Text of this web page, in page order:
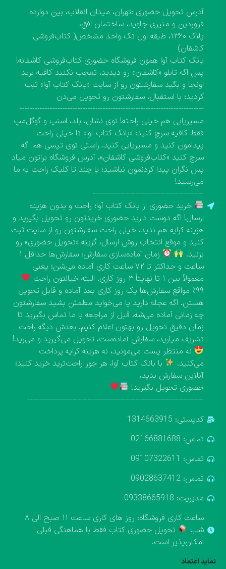
آدرس تحویل حضوری :تهران، میدان انقلاب، بین دوازده
فروردین و منیری جاوید، ساختمان افق،
پلاک ۱۳۶۰، طبقه اول تک واحد مشخص( کتاب‌فروشی
کاشفان)
بانک کتاب آوا همون فروشگاه حضوری کتاب‌فروشی کاشفانه!
پس اگه تابلو «کاشفان» رو دیدید، تعجب نکنید کافیه برید
اونجا و بگید سفارشتون رو از سایت «بانک کتاب آوا» ثبت
کردید؛ با استقبال، سفارشتون رو تحویل می‌دن
-------------------------------------------------------------------------
مسیریابی هم خیلی راحته! توی نشان، بلد، اسنپ و گوگل‌مپ
فقط کافیه سرچ کنید: «بانک کتاب آوا» تا خیلی راحت
پیدامون کنید و مسیریابی کنید. راستی توی تپسی هم اگه
سرچ کنید «کتاب‌فروشی کاشفان»، آدرس فروشگاه براتون میاد
پس نگران پیدا کردنمون نباشید؛ با چند تا کلیک راحت به ما
می‌رسید!
--------------------------------------------
خرید حضوری از بانک کتاب آوا؛ راحت و بدون هزینه
ارسال! اگه دوست دارید حضوری خریدتون رو تحویل بگیرید و
هزینه کرایه هم ندید، خیلی راحت سفارشتون رو از سایت ثبت
کنید و موقع انتخاب روش ارسال، گزینه «تحویل حضوری» رو
بزنید.
زمان آماده‌سازی سفارش: سفارش‌ها حداقل ۱
ساعت و حداکثر تا ۷۲ ساعت کاری آماده می‌شن؛ یعنی
معمولاً بین ۱ تا نهایتاً ۳ روز کاری. البته خیالتون راحت
۹۹٪ مواقع سفارش‌ها یک روز کاری بعد آماده و قابل تحویل
هستن. اگه عجله دارید یا می‌خواید مطمئن بشید سفارشتون
چه زمانی آماده می‌شه، قبل از مراجعه با ما تماس بگیرید تا
زمان دقیق تحویل رو بهتون اعلام کنیم. بعدش دیگه راحت
تشریف میارید، سفارش آماده‌ست، تحویل می‌گیرید و می‌رید!
نه منتظر پست می‌مونید، نه هزینه کرایه پرداخت
می‌کنید.
با بانک کتاب آوا، هر جور راحت‌ترید خرید کنید؛
آنلاین سفارش بدید،
حضوری تحویل بگیرید!
----------------------------------------------------------------------
کدپستی: 1314663915
تماس: 02166881688
تماس: 09107322611
تماس: 09028637412
مدیریت: 09338665918
ساعت کاری فروشگاه: روز های کاری ساعت ۱۱ صبح الی ۸
شب
تحویل حضوری کتاب فقط با هماهنگی قبلی
امکان‌پذیر است.
نماید اعتماد